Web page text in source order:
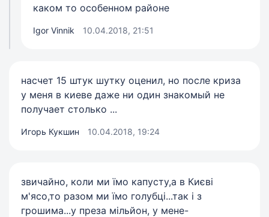
каком то особенном районе
Igor Vinnik 10.04.2018, 21:51
насчет 15 штук шутку оценил, но после криза
у меня в киеве даже ни один знакомый не
получает столько ...
Игорь Кукшин 10.04.2018, 19:24
звичайно, коли ми їмо капусту,а в Києві
м'ясо,то разом ми їмо голубці...так і з
грошима...у преза мільйон, у мене-